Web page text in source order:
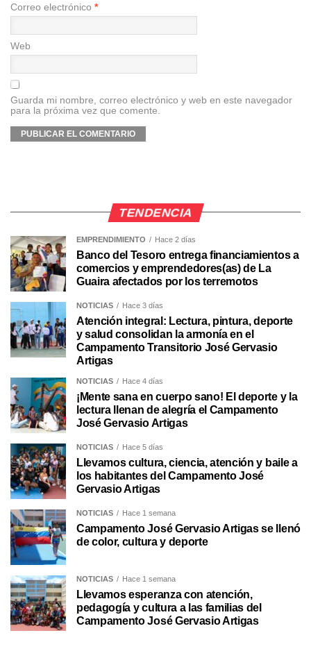
Correo electrónico *
Web
Guarda mi nombre, correo electrónico y web en este navegador
para la próxima vez que comente.
TENDENCIA
EMPRENDIMIENTO Hace 2 días
Banco del Tesoro entrega financiamientos a
comercios y emprendedores(as) de La
Guaira afectados por los terremotos
NOTICIAS Hace 3 días
Atención integral: Lectura, pintura, deporte
y salud consolidan la armonía en el
Campamento Transitorio José Gervasio
Artigas
NOTICIAS Hace 4 días
¡Mente sana en cuerpo sano! El deporte y la
lectura llenan de alegría el Campamento
José Gervasio Artigas
NOTICIAS Hace 5 días
Llevamos cultura, ciencia, atención y baile a
los habitantes del Campamento José
Gervasio Artigas
NOTICIAS Hace 1 semana
Campamento José Gervasio Artigas se llenó
de color, cultura y deporte
NOTICIAS Hace 1 semana
Llevamos esperanza con atención,
pedagogía y cultura a las familias del
Campamento José Gervasio Artigas